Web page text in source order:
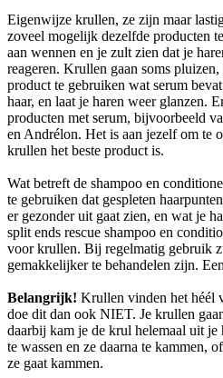
Eigenwijze krullen, ze zijn maar
zoveel mogelijk dezelfde producten
aan wennen en je zult zien dat je
reageren. Krullen gaan soms
product te gebruiken wat serum
haar, en laat je haren weer glanzen.
producten met serum, bijvoorbeeld
en Andrélon. Het is aan jezelf om te
krullen het beste product is.
Wat betreft de shampoo en
te gebruiken dat gespleten
er gezonder uit gaat zien, en wat je
split ends rescue shampoo en
voor krullen. Bij regelmatig gebruik
gemakkelijker te behandelen zijn.
Belangrijk! Krullen vinden het héél
doe dit dan ook NIET. Je krullen
daarbij kam je de krul helemaal uit je
te wassen en ze daarna te kammen,
ze gaat kammen.